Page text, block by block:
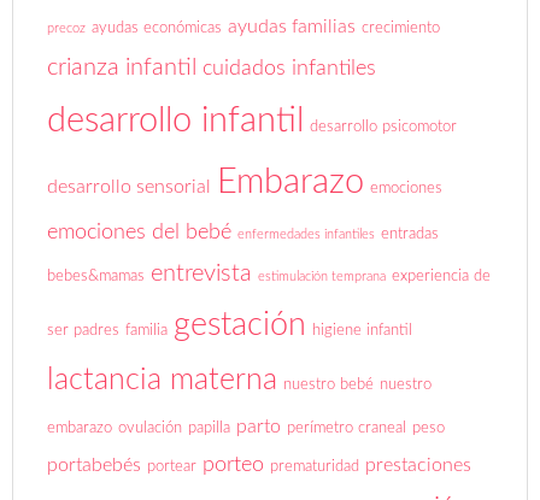
precoz ayudas económicas ayudas familias crecimiento
crianza infantil cuidados infantiles
desarrollo infantil desarrollo psicomotor
desarrollo sensorial Embarazo emociones
emociones del bebé enfermedades infantiles entradas
bebes&mamas entrevista estimulación temprana experiencia de
ser padres familia gestación higiene infantil
lactancia materna nuestro bebé nuestro
embarazo ovulación papilla parto perímetro craneal peso
portabebés portear porteo prematuridad prestaciones